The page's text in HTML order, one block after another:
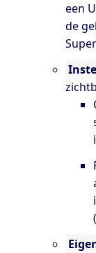
een
de